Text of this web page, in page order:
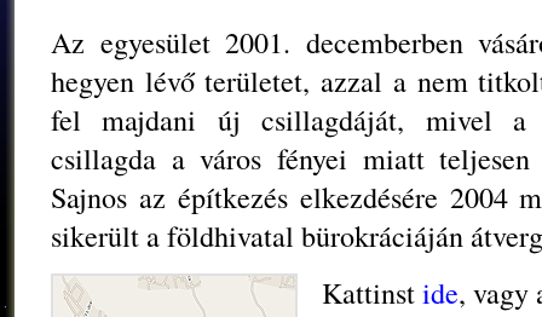
Az egyesület 2001. decemberben
hegyen lévő területet, azzal a nem
fel majdani új csillagdáját, mivel a
csillagda a város fényei miatt
Sajnos az építkezés elkezdésére 2004
sikerült a földhivatal bürokráciáján
Kattinstide, vagy